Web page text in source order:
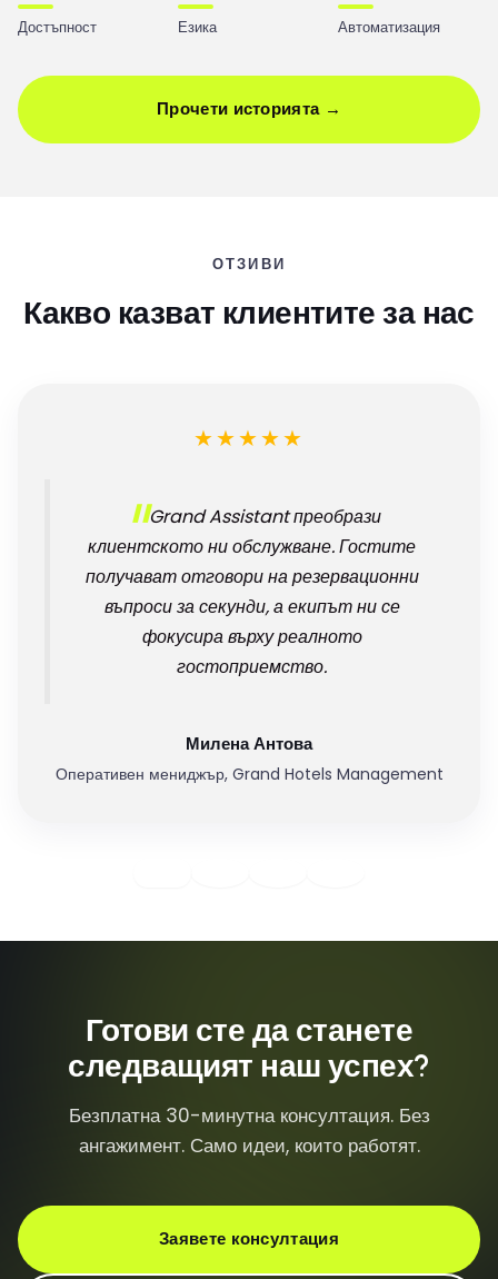
Достъпност Езика Автоматизация
Прочети историята →
ОТЗИВИ
Какво казват клиентите за нас
★★★★★
Grand Assistant преобрази
клиентското ни обслужване. Гостите
получават отговори на резервационни
въпроси за секунди, а екипът ни се
фокусира върху реалното
гостоприемство.
Милена Антова
Оперативен мениджър, Grand Hotels Management
Готови сте да станете
следващият наш успех?
Безплатна 30-минутна консултация. Без
ангажимент. Само идеи, които работят.
Заявете консултация